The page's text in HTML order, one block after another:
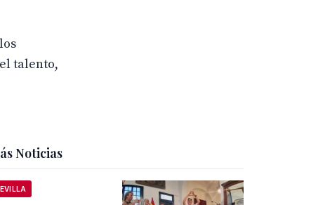
talento,
Noticias